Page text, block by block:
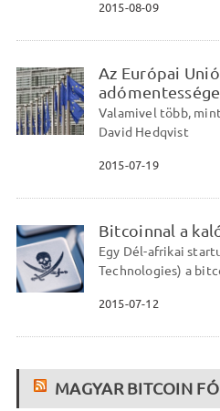
2015-08-09
Az Európai
Valamivel több,
David Hedqvist
2015-07-19
Bitcoinnal a
Egy Dél-afrikai
Technologies) a
2015-07-12
MAGYAR BITCOIN